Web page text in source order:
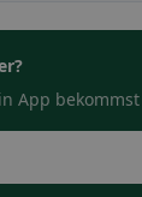
App